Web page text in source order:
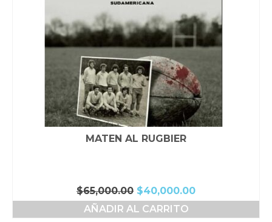
MATEN AL RUGBIER
$65,000.00 El
precio
original
$40,000.00El
precio
AÑADIR AL CARRITO